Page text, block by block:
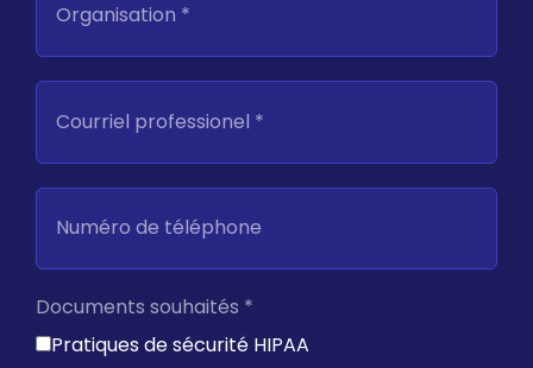
Organisation *
Courriel professionel *
Numéro de téléphone
Pratiques de sécurité HIPAA
Documents souhaités *